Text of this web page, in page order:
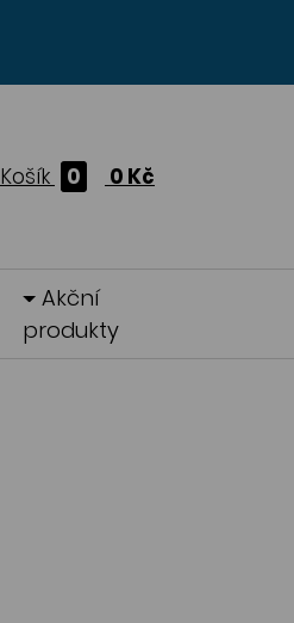
Košík 0 0 Kč
Akční
produkty